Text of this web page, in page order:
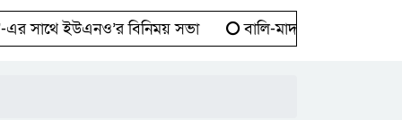
ইউএনও’র বিনিময় সভা বালি-মাদক সিন্ডিকেট